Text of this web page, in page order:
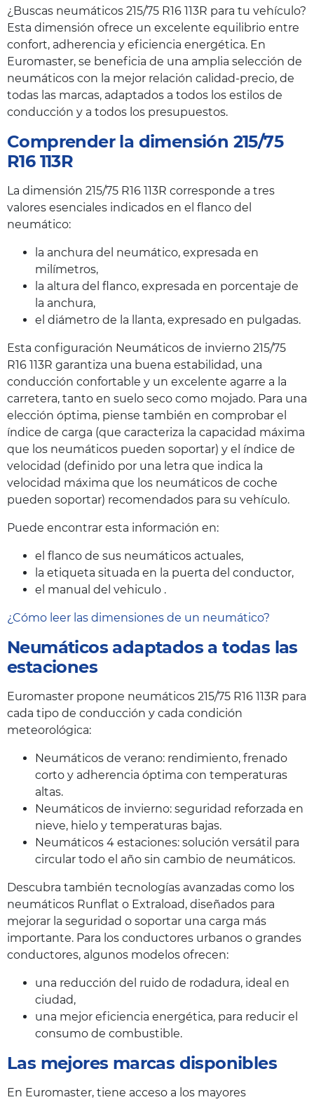
¿Buscas neumáticos 215/75 R16 113R para tu vehículo?
Esta dimensión ofrece un excelente equilibrio entre
confort, adherencia y eficiencia energética. En
Euromaster, se beneficia de una amplia selección de
neumáticos con la mejor relación calidad-precio, de
todas las marcas, adaptados a todos los estilos de
conducción y a todos los presupuestos.
Comprender la dimensión 215/75
R16 113R
La dimensión 215/75 R16 113R corresponde a tres
valores esenciales indicados en el flanco del
neumático:
la anchura del neumático, expresada en
milímetros,
la altura del flanco, expresada en porcentaje de
la anchura,
el diámetro de la llanta, expresado en pulgadas.
Esta configuración Neumáticos de invierno 215/75
R16 113R garantiza una buena estabilidad, una
conducción confortable y un excelente agarre a la
carretera, tanto en suelo seco como mojado. Para una
elección óptima, piense también en comprobar el
índice de carga (que caracteriza la capacidad máxima
que los neumáticos pueden soportar) y el índice de
velocidad (definido por una letra que indica la
velocidad máxima que los neumáticos de coche
pueden soportar) recomendados para su vehículo.
Puede encontrar esta información en:
el flanco de sus neumáticos actuales,
la etiqueta situada en la puerta del conductor,
el manual del vehiculo .
¿Cómo leer las dimensiones de un neumático?
Neumáticos adaptados a todas las
estaciones
Euromaster propone neumáticos 215/75 R16 113R para
cada tipo de conducción y cada condición
meteorológica:
Neumáticos de verano: rendimiento, frenado
corto y adherencia óptima con temperaturas
altas.
Neumáticos de invierno: seguridad reforzada en
nieve, hielo y temperaturas bajas.
Neumáticos 4 estaciones: solución versátil para
circular todo el año sin cambio de neumáticos.
Descubra también tecnologías avanzadas como los
neumáticos Runflat o Extraload, diseñados para
mejorar la seguridad o soportar una carga más
importante. Para los conductores urbanos o grandes
conductores, algunos modelos ofrecen:
una reducción del ruido de rodadura, ideal en
ciudad,
una mejor eficiencia energética, para reducir el
consumo de combustible.
Las mejores marcas disponibles
En Euromaster, tiene acceso a los mayores